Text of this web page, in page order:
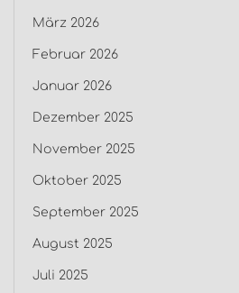
März 2026
Februar 2026
Januar 2026
Dezember 2025
November 2025
Oktober 2025
September 2025
August 2025
Juli 2025